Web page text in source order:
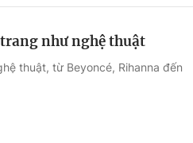
như nghệ thuật
thuật, từ Beyoncé, Rihanna đến